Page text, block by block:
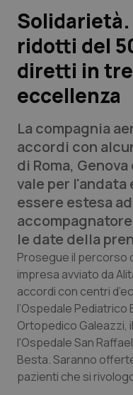
Lavoro e Professioni
Scienza e Farmaci
Studi e Analisi
Lettere al direttore
Edizioni Regionali
QS Pro
Professionisti
Abruzzo
Basilicata
Calabria
Campania
QS Pro Gold
Artrite & artrosi
Asma & BPCO
Car-T
QS Club
ridotti del
diretti in
eccellenza
La compagnia
accordi con
di Roma,
vale per l'andata
essere estesa
le date della
Prosegue il percorso
impresa avviato da
accordi con centri
l’Ospedale
Ortopedico Galeazzi,
l'Ospedale San
Besta. Saranno
pazienti che si